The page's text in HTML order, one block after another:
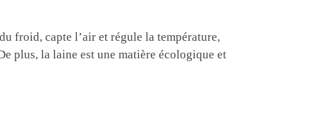
froid, capte l’air et régule la température,
plus, la laine est une matière écologique et